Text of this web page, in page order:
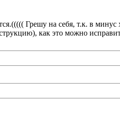
Грешу на себя, т.к. в
как это можно